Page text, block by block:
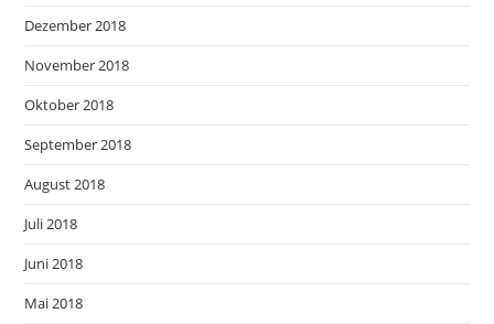
Dezember 2018
November 2018
Oktober 2018
September 2018
August 2018
Juli 2018
Juni 2018
Mai 2018